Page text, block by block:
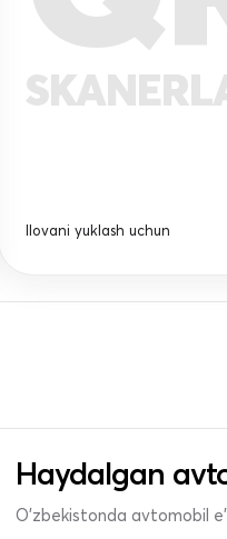
Ilovani yuklash uchun
Haydalgan
O'zbekistonda avtomobil